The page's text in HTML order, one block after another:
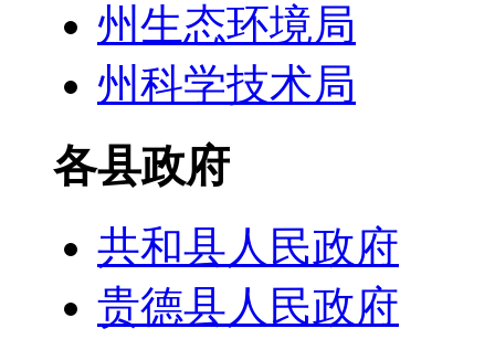
州生态环境局
州科学技术局
各县政府
共和县人民政府
贵德县人民政府